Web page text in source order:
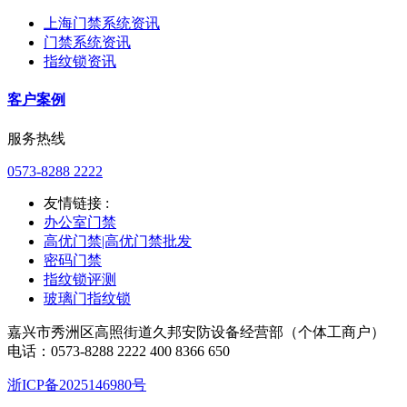
上海门禁系统资讯
门禁系统资讯
指纹锁资讯
客户案例
服务热线
0573-8288 2222
友情链接 :
办公室门禁
高优门禁|高优门禁批发
密码门禁
指纹锁评测
玻璃门指纹锁
嘉兴市秀洲区高照街道久邦安防设备经营部（个体工商户）
电话：0573-8288 2222 400 8366 650
浙ICP备2025146980号